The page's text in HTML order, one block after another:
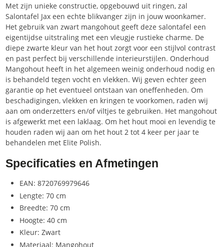
Met zijn unieke constructie, opgebouwd uit ringen, zal
Salontafel Jax een echte blikvanger zijn in jouw woonkamer.
Het gebruik van zwart mangohout geeft deze salontafel een
eigentijdse uitstraling met een vleugje rustieke charme. De
diepe zwarte kleur van het hout zorgt voor een stijlvol contrast
en past perfect bij verschillende interieurstijlen. Onderhoud
Mangohout heeft in het algemeen weinig onderhoud nodig en
is behandeld tegen vocht en vlekken. Wij geven echter geen
garantie op het eventueel ontstaan van oneffenheden. Om
beschadigingen, vlekken en kringen te voorkomen, raden wij
aan om onderzetters en/of viltjes te gebruiken. Het mangohout
is afgewerkt met een laklaag. Om het hout mooi en levendig te
houden raden wij aan om het hout 2 tot 4 keer per jaar te
behandelen met Elite Polish.
Specificaties en Afmetingen
EAN: 8720769979646
Lengte: 70 cm
Breedte: 70 cm
Hoogte: 40 cm
Kleur: Zwart
Materiaal: Mangohout